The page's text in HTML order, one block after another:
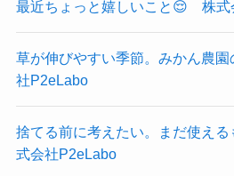
最近ちょっと嬉しいこと😌 株式
草が伸びやすい季節。みかん農
社P2eLabo
捨てる前に考えたい。まだ使え
式会社P2eLabo